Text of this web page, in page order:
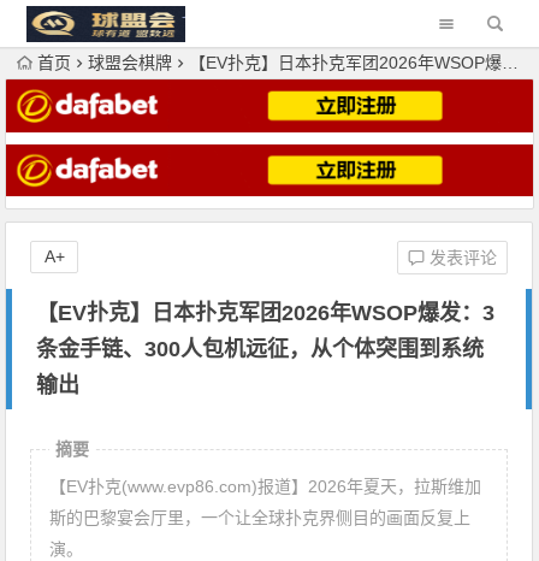
首页 球盟会棋牌 【EV扑克】日本扑克军团2026年WSOP爆发：3条金手链、300人包机远征，从个体突围到系统输出
【EV扑克】日本扑克军团2026年WSOP爆发：3
条金手链、300人包机远征，从个体突围到系统
输出
发表评论
A+
摘要
【EV扑克(www.evp86.com)报道】2026年夏天，拉斯维加
斯的巴黎宴会厅里，一个让全球扑克界侧目的画面反复上
演。